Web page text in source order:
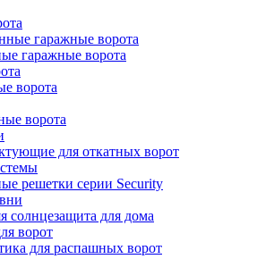
гаражные ворота
гаражные ворота
ворота
ворота
для откатных ворот
решетки серии Security
солнцезащита для дома
ворот
для распашных ворот